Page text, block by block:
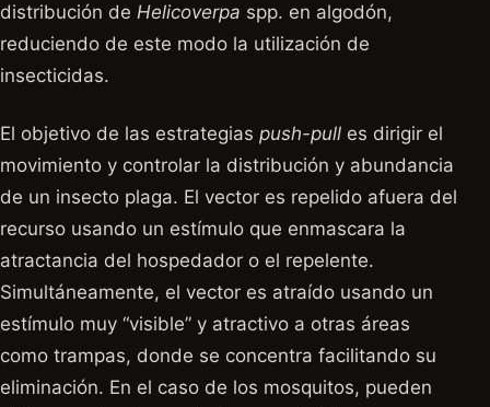
distribución de Helicoverpa spp. en algodón,
reduciendo de este modo la utilización de
insecticidas.
El objetivo de las estrategias push-pull es dirigir el
movimiento y controlar la distribución y abundancia
de un insecto plaga. El vector es repelido afuera del
recurso usando un estímulo que enmascara la
atractancia del hospedador o el repelente.
Simultáneamente, el vector es atraído usando un
estímulo muy “visible” y atractivo a otras áreas
como trampas, donde se concentra facilitando su
eliminación. En el caso de los mosquitos, pueden